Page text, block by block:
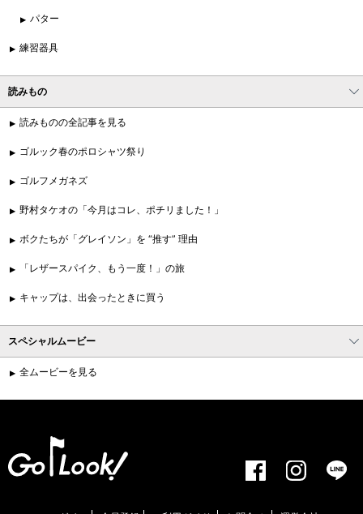
パター
練習器具
読みもの
読みものの全記事を見る
ゴルック春のポロシャツ祭り
ゴルフメガネズ
野村タケオの「今月はコレ、ポチリました！」
ボクたちが「グレイソン」を “推す” 理由
「レザースパイク、もう一度！」の旅
キャップは、出会ったときに買う
スペシャルムービー
全ムービーを見る